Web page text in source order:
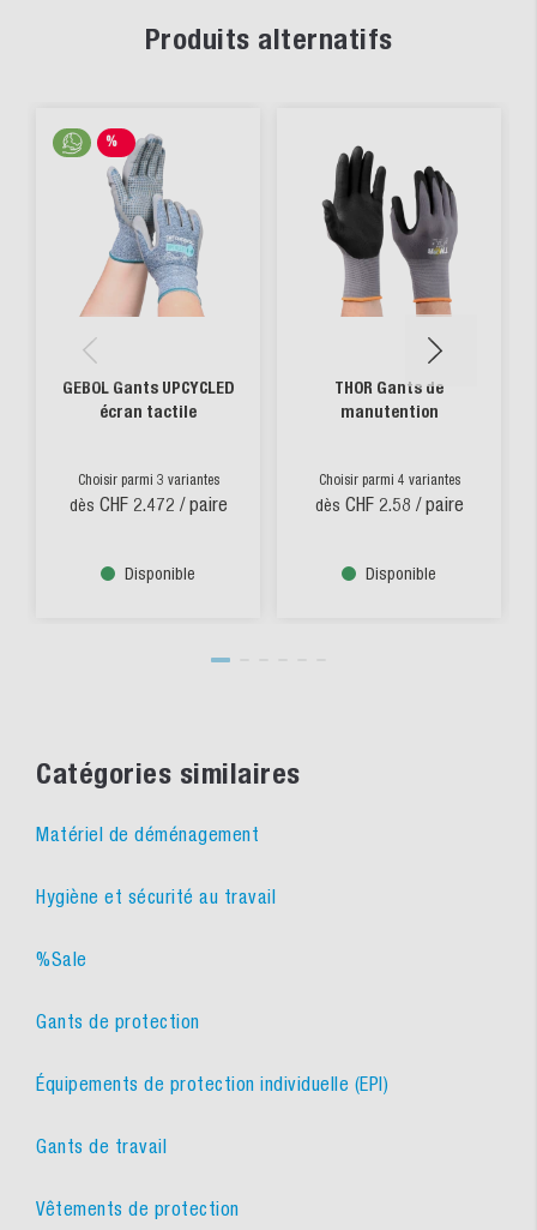
Produits alternatifs
%
SALE
GEBOL Gants UPCYCLED
écran tactile
Choisir parmi 3 variantes
dès CHF 2.472 / paire
Disponible
THOR Gants de
manutention
Choisir parmi 4 variantes
dès CHF 2.58 / paire
Disponible
Catégories similaires
Matériel de déménagement
Hygiène et sécurité au travail
%Sale
Gants de protection
Équipements de protection individuelle (EPI)
Gants de travail
Vêtements de protection